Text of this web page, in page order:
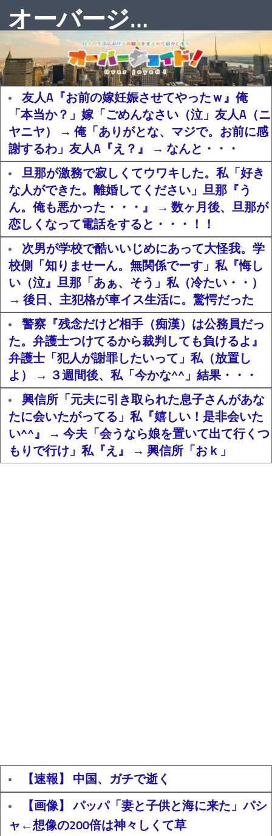
オーバージョイド！
友人A『お前の嫁妊娠させてやったｗ』俺
「本当か？」嫁「ごめんなさい（泣」友人A（ニ
ヤニヤ） → 俺「ありがとな、マジで。お前に感
謝するわ」友人A『え？』 → なんと・・・
旦那が激務で寂しくてウワキした。私「好き
な人ができた。離婚してください」旦那『う
ん。俺も悪かった・・・』 → 数ヶ月後、旦那が
恋しくなって電話をすると・・・！！
次男が学校で酷いいじめにあって大怪我。学
校側「知りませーん。無関係でーす」私『悔し
い（泣』旦那「あぁ、そう」私（冷たい・・）
→ 後日、主犯格が車イス生活に。驚愕だった
警察『残念だけど相手（痴漢）は公務員だっ
た。弁護士つけてるから裁判しても負けるよ』
弁護士「犯人が謝罪したいって」私（放置し
よ） → ３週間後、私「今かな^^」結果・・・
興信所「元夫に引き取られた息子さんがあな
たに会いたがってる」私『嬉しい！是非会いた
い^^』 → 今夫「会うなら娘を置いて出て行くつ
もりで行け」私『え』 → 興信所「おｋ」
【速報】 中国、ガチで逝く
【画像】 パッパ「妻と子供と海に来た」パシ
ャ←想像の200倍は神々しくて草